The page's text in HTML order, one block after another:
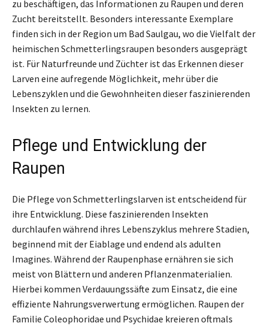
zu beschäftigen, das Informationen zu Raupen und deren
Zucht bereitstellt. Besonders interessante Exemplare
finden sich in der Region um Bad Saulgau, wo die Vielfalt der
heimischen Schmetterlingsraupen besonders ausgeprägt
ist. Für Naturfreunde und Züchter ist das Erkennen dieser
Larven eine aufregende Möglichkeit, mehr über die
Lebenszyklen und die Gewohnheiten dieser faszinierenden
Insekten zu lernen.
Pflege und Entwicklung der
Raupen
Die Pflege von Schmetterlingslarven ist entscheidend für
ihre Entwicklung. Diese faszinierenden Insekten
durchlaufen während ihres Lebenszyklus mehrere Stadien,
beginnend mit der Eiablage und endend als adulten
Imagines. Während der Raupenphase ernähren sie sich
meist von Blättern und anderen Pflanzenmaterialien.
Hierbei kommen Verdauungssäfte zum Einsatz, die eine
effiziente Nahrungsverwertung ermöglichen. Raupen der
Familie Coleophoridae und Psychidae kreieren oftmals